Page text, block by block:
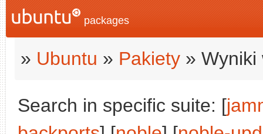
packages
» Ubuntu » Pakiety » Wyniki
Search in specific suite: [